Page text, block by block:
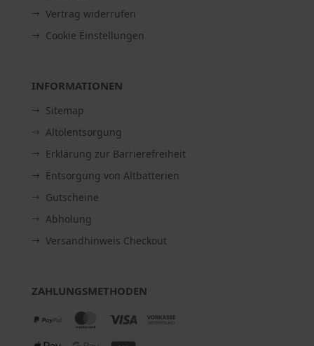
Vertrag widerrufen
Cookie Einstellungen
INFORMATIONEN
Sitemap
Altölentsorgung
Erklärung zur Barrierefreiheit
Entsorgung von Altbatterien
Gutscheine
Abholung
Versandhinweis Checkout
ZAHLUNGSMETHODEN